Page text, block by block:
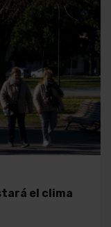
el clima